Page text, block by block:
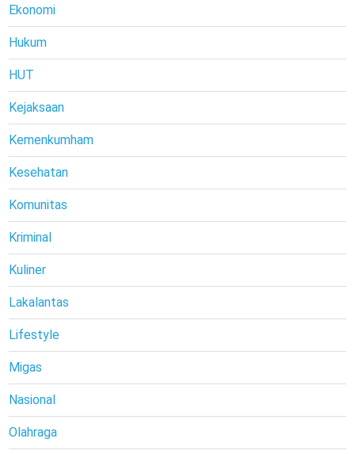
Ekonomi
Hukum
HUT
Kejaksaan
Kemenkumham
Kesehatan
Komunitas
Kriminal
Kuliner
Lakalantas
Lifestyle
Migas
Nasional
Olahraga